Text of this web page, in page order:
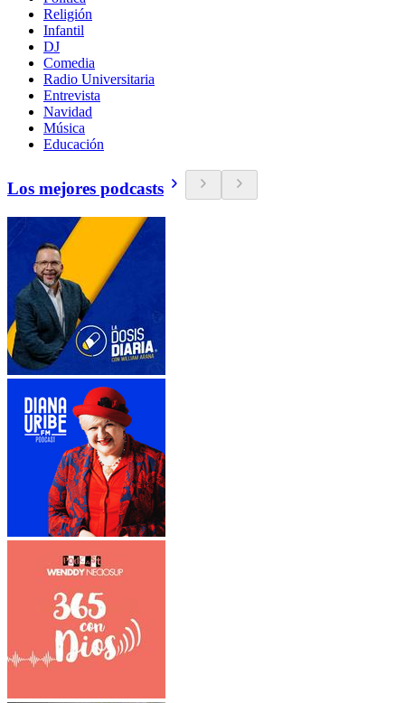
Religión
Infantil
DJ
Comedia
Radio Universitaria
Entrevista
Navidad
Música
Educación
Los mejores podcasts